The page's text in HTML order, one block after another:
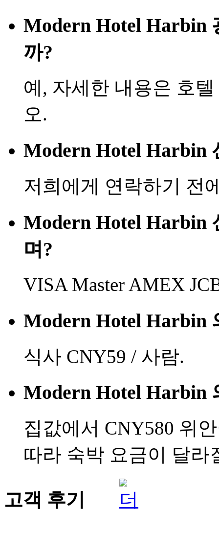
Modern Hotel Harbin
까?
예, 자세한 내용은 호
오.
Modern Hotel Harbin
저희에게 연락하기 전
Modern Hotel Harbin
며?
VISA Master AMEX
Modern Hotel Harbin
식사 CNY59 / 사람.
Modern Hotel Harbin
집값에서 CNY580 위
따라 숙박 요금이 달라
고객 후기